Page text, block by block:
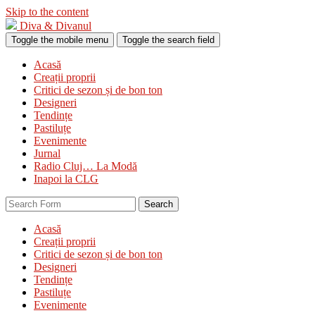
Skip to the content
Diva & Divanul
Toggle the mobile menu Toggle the search field
Acasă
Creații proprii
Critici de sezon și de bon ton
Designeri
Tendințe
Pastiluțe
Evenimente
Jurnal
Radio Cluj… La Modă
Inapoi la CLG
Search
Acasă
Creații proprii
Critici de sezon și de bon ton
Designeri
Tendințe
Pastiluțe
Evenimente